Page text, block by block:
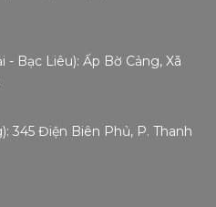
Bạc Liêu): Ấp Bờ Cảng, Xã
345 Điện Biên Phủ, P. Thanh